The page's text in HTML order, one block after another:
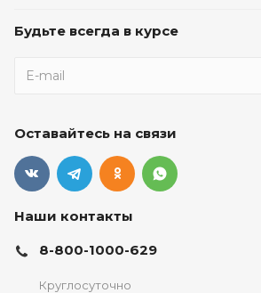
Будьте всегда в курсе
Оставайтесь на связи
Наши контакты
8-800-1000-629
Круглосуточно